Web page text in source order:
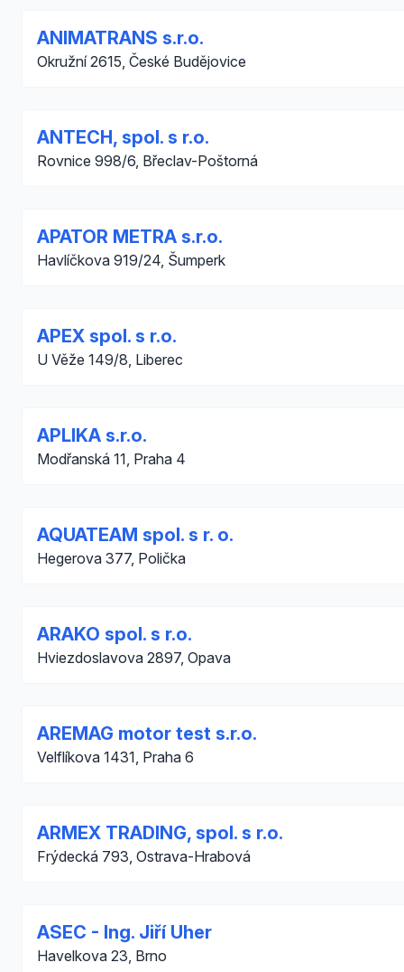
ANIMATRANS s.r.o.
Okružní 2615, České Budějovice
ANTECH, spol. s r.o.
Rovnice 998/6, Břeclav-Poštorná
APATOR METRA s.r.o.
Havlíčkova 919/24, Šumperk
APEX spol. s r.o.
U Věže 149/8, Liberec
APLIKA s.r.o.
Modřanská 11, Praha 4
AQUATEAM spol. s r. o.
Hegerova 377, Polička
ARAKO spol. s r.o.
Hviezdoslavova 2897, Opava
AREMAG motor test s.r.o.
Velflíkova 1431, Praha 6
ARMEX TRADING, spol. s r.o.
Frýdecká 793, Ostrava-Hrabová
ASEC - Ing. Jiří Uher
Havelkova 23, Brno